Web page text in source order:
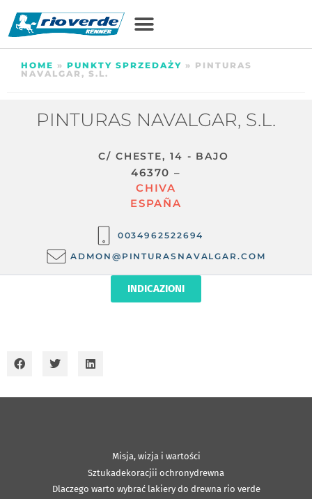
HOME » PUNKTY SPRZEDAŻY » PINTURAS
NAVALGAR, S.L.
PINTURAS NAVALGAR, S.L.
C/ CHESTE, 14 - BAJO
46370 –
CHIVA
ESPAÑA
0034962522694
ADMON@PINTURASNAVALGAR.COM
INDICAZIONI
Misja, wizja i wartości
Sztukadekoracjii ochronydrewna
Dlaczego warto wybrać lakiery do drewna rio verde